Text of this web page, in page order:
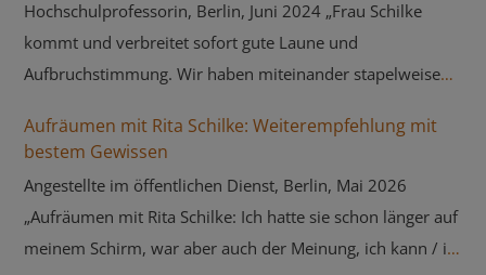
Hochschulprofessorin, Berlin, Juni 2024 „Frau Schilke
kommt und verbreitet sofort gute Laune und
Aufbruchstimmung. Wir haben miteinander stapelweise
strukturiert, so dass ich anschließend wieder alles im Griff
ihren Platz finden können. Was ich besonders schön finde,
ist, dass Frau Schilke auch sehr an ihrem Gegenüber
interessiert ist und nicht bloß ihren Job macht. So fühlt
Aufräumen mit Rita Schilke: Weiterempfehlung mit
bestem Gewissen
Angestellte im öffentlichen Dienst, Berlin, Mai 2026
„Aufräumen mit Rita Schilke: Ich hatte sie schon länger auf
meinem Schirm, war aber auch der Meinung, ich kann / ich